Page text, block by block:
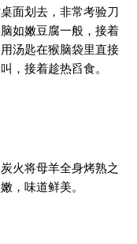
面划去，非常考验刀
如嫩豆腐一般，接着
汤匙在猴脑袋里直接
，接着趁热舀食。
火将母羊全身烤熟之
，味道鲜美。